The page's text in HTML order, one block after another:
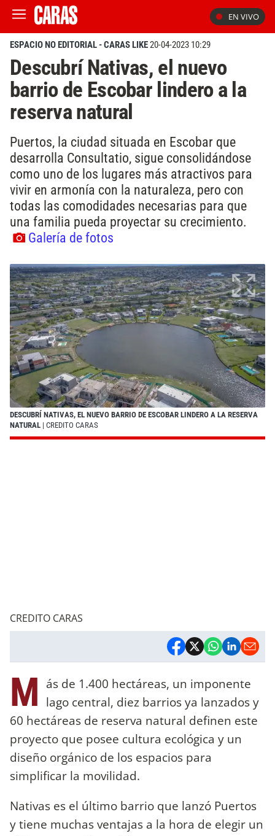
EN VIVO
ESPACIO NO EDITORIAL - CARAS LIKE20-04-2023 10:29
Descubrí Nativas, el nuevo
barrio de Escobar lindero a la
reserva natural
Puertos, la ciudad situada en Escobar que
desarrolla Consultatio, sigue consolidándose
como uno de los lugares más atractivos para
vivir en armonía con la naturaleza, pero con
todas las comodidades necesarias para que
una familia pueda proyectar su crecimiento.
Galería de fotos
DESCUBRÍ NATIVAS, EL NUEVO BARRIO DE ESCOBAR LINDERO A LA RESERVA
NATURAL | CREDITO CARAS
CREDITO CARAS
M ás de 1.400 hectáreas, un imponente
lago central, diez barrios ya lanzados y
60 hectáreas de reserva natural definen este
proyecto que posee cultura ecológica y un
diseño orgánico de los espacios para
simplificar la movilidad.
Nativas es el último barrio que lanzó Puertos
y tiene muchas ventajas a la hora de elegir un